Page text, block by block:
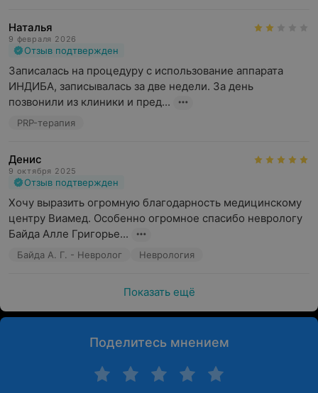
Наталья
9 февраля 2026
Отзыв подтвержден
Записалась на процедуру с использование аппарата
ИНДИБА, записывалась за две недели. За день
позвонили из клиники и пред...
PRP-терапия
Денис
9 октября 2025
Отзыв подтвержден
Хочу выразить огромную благодарность медицинскому
центру Виамед. Особенно огромное спасибо неврологу
Байда Алле Григорье...
Байда А. Г. - Невролог Неврология
Показать ещё
Поделитесь мнением